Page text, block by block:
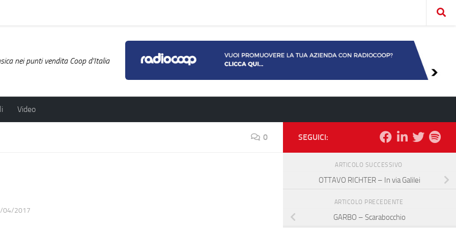
nei punti vendita Coop d'Italia
Video
0
04/2017
SEGUICI:
ARTICOLO SUCCESSIVO
OTTAVO RICHTER – In via Galilei
ARTICOLO PRECEDENTE
GARBO – Scarabocchio